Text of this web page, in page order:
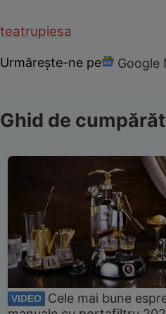
teatrupiesa
Urmărește-ne pe Google
Ghid de
VIDEO
Cele mai bune